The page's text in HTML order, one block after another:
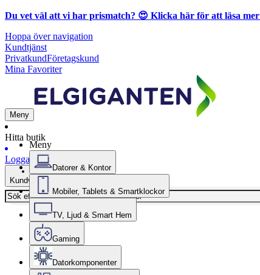
Du vet väl att vi har prismatch? 😍 Klicka här för att läsa mer
Hoppa över navigation
Kundtjänst
PrivatkundFöretagskund
Mina Favoriter
Meny
Hitta butik
Logga in
Kundvagn
Meny
Datorer & Kontor
Mobiler, Tablets & Smartklockor
TV, Ljud & Smart Hem
Gaming
Datorkomponenter